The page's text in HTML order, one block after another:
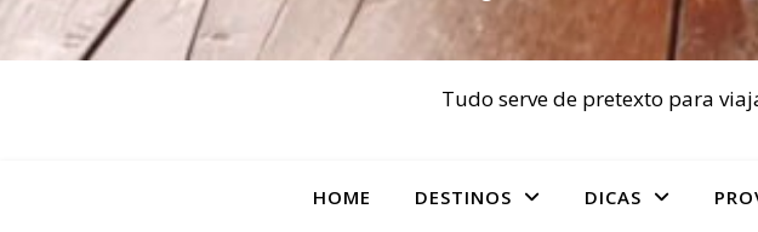
Tudo serve de pretexto para
HOME DESTINOS DICAS